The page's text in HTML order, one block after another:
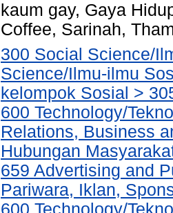
kaum gay, Gaya
Coffee, Sarinah,
300 Social Science/
Science/Ilmu-ilmu
kelompok Sosial >
600 Technology/
Relations, Business
Hubungan
659 Advertising and
Pariwara, Iklan,